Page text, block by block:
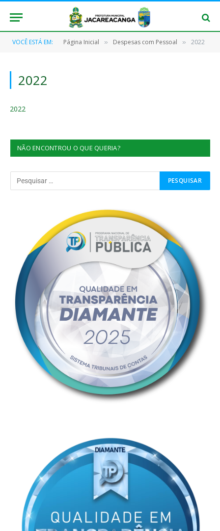
VOCÊ ESTÁ EM: Página Inicial » Despesas com Pessoal » 2022
2022
2022
NÃO ENCONTROU O QUE QUERIA?